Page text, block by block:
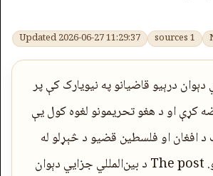
1 sources
Updated 2026-06-27 11:29:37
دېوان درېیو قاضیانو په نیویارک کې پر
کړې او د هغو تحریمونو لغوه کول یې
او فلسطین قضیو د څېړلو له
امله پرې لګولي وو. The post د بین‌المللي جزایي دېوان